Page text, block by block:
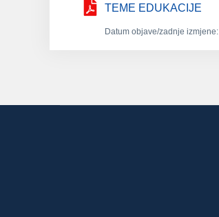
TEME EDUKACIJE
Datum objave/zadnje izmjene: